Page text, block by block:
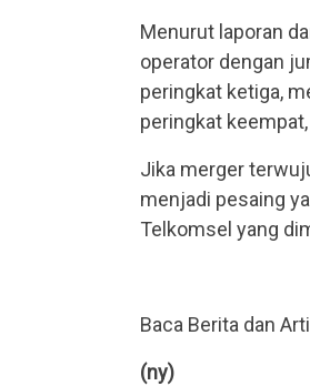
Menurut laporan
operator dengan
peringkat ketiga,
peringkat
Jika merger
menjadi pesaing
Telkomsel yang
Baca Berita dan
(ny)